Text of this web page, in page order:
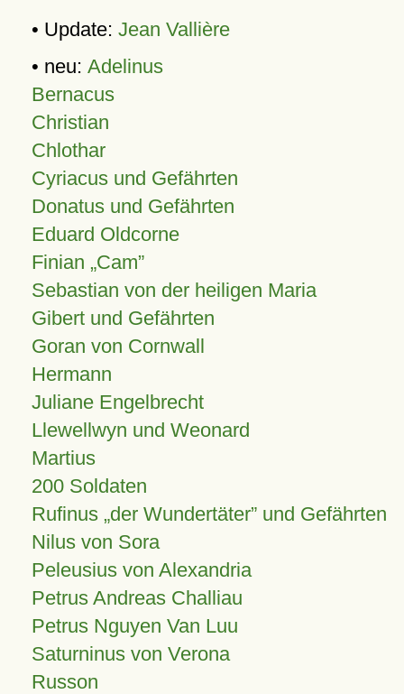
• Update: Jean Vallière
• neu: Adelinus
Bernacus
Christian
Chlothar
Cyriacus und Gefährten
Donatus und Gefährten
Eduard Oldcorne
Finian Cam
Sebastian von der heiligen Maria
Gibert und Gefährten
Goran von Cornwall
Hermann
Juliane Engelbrecht
Llewellwyn und Weonard
Martius
200 Soldaten
Rufinus „der Wundertäter” und Gefährten
Nilus von Sora
Peleusius von Alexandria
Petrus Andreas Challiau
Petrus Nguyen Van Luu
Saturninus von Verona
Russon